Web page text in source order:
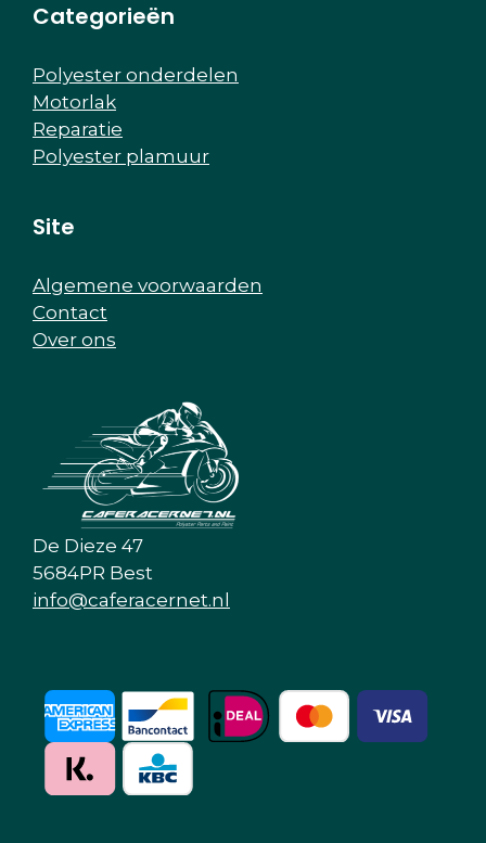
Categorieën
Polyester onderdelen
Motorlak
Reparatie
Polyester plamuur
Site
Algemene voorwaarden
Contact
Over ons
De Dieze 47
5684PR Best
info@caferacernet.nl